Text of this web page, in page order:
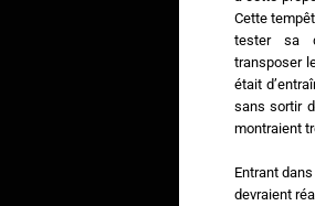
Cette
tester sa
transposer
était
sans sortir
montraient
Entrant
devraient